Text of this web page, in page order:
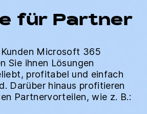
für Partner
Kunden Microsoft 365
Sie ihnen Lösungen
profitabel und einfach
Darüber hinaus profitieren
Partnervorteilen, wie z. B.: